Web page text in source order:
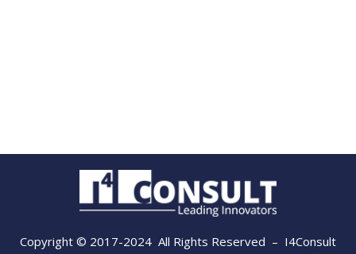
Copyright © 2017-2024 All Rights Reserved – I4Consult